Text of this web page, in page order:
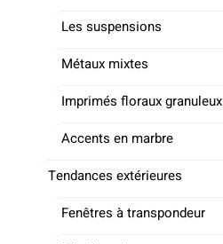
Les suspensions
Métaux mixtes
Imprimés floraux granuleux
Accents en marbre
Tendances extérieures
Fenêtres à transpondeur